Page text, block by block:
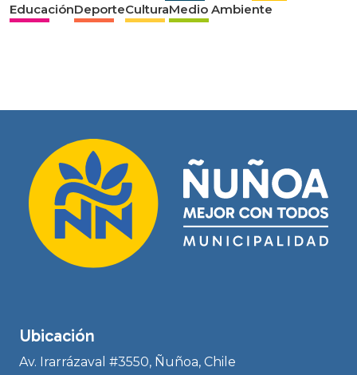
EducaciónDeporteCulturaMedio Ambiente
Ubicación
Av. Irarrázaval #3550, Ñuñoa, Chile